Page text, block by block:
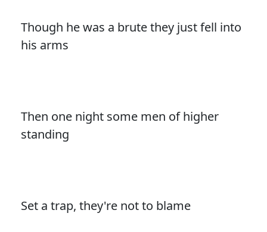
Though he was a brute they just fell into
his arms
Then one night some men of higher
standing
Set a trap, they're not to blame